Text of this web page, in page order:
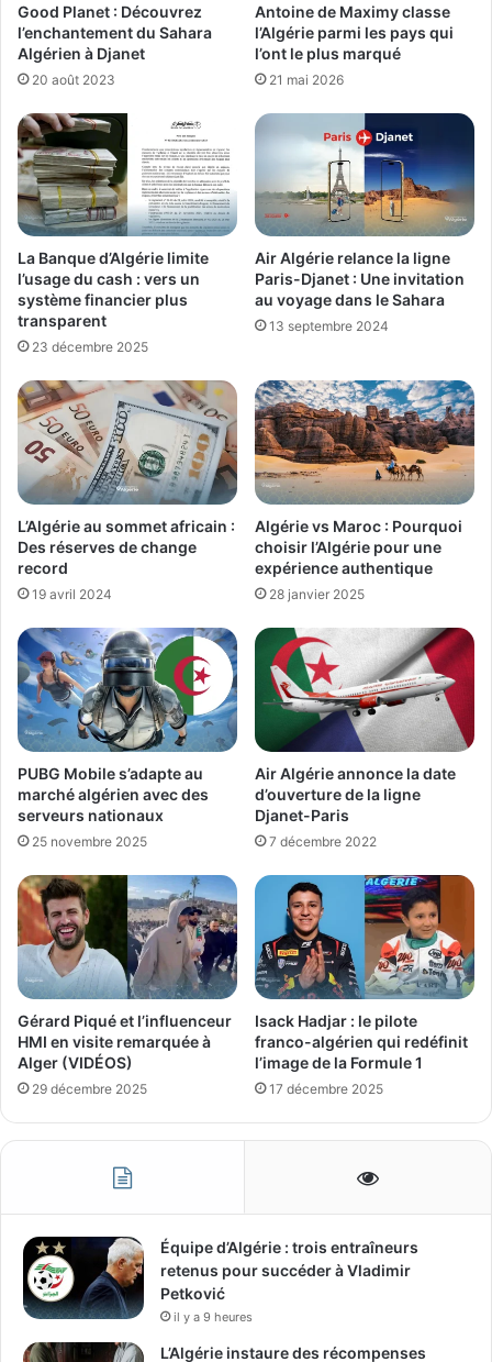
Good Planet : Découvrez
l’enchantement du Sahara
Algérien à Djanet
20 août 2023
Antoine de Maximy classe
l’Algérie parmi les pays qui
l’ont le plus marqué
21 mai 2026
La Banque d’Algérie limite
l’usage du cash : vers un
système financier plus
transparent
23 décembre 2025
Air Algérie relance la ligne
Paris-Djanet : Une invitation
au voyage dans le Sahara
13 septembre 2024
L’Algérie au sommet africain :
Des réserves de change
record
19 avril 2024
Algérie vs Maroc : Pourquoi
choisir l’Algérie pour une
expérience authentique
28 janvier 2025
PUBG Mobile s’adapte au
marché algérien avec des
serveurs nationaux
25 novembre 2025
Air Algérie annonce la date
d’ouverture de la ligne
Djanet-Paris
7 décembre 2022
Gérard Piqué et l’influenceur
HMI en visite remarquée à
Alger (VIDÉOS)
29 décembre 2025
Isack Hadjar : le pilote
franco-algérien qui redéfinit
l’image de la Formule 1
17 décembre 2025
Équipe d’Algérie : trois entraîneurs
retenus pour succéder à Vladimir
Petković
il y a 9 heures
L’Algérie instaure des récompenses